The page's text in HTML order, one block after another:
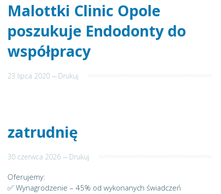
Malottki Clinic Opole
poszukuje Endodonty do
współpracy
23 lipca 2020--- Drukuj
zatrudnię
30 czerwca 2026--- Drukuj
Oferujemy:
✅ Wynagrodzenie – 45% od wykonanych świadczeń